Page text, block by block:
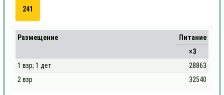
241
Размещение
Питание
×3
1 взр; 1 дет
28863
2 взр
32540